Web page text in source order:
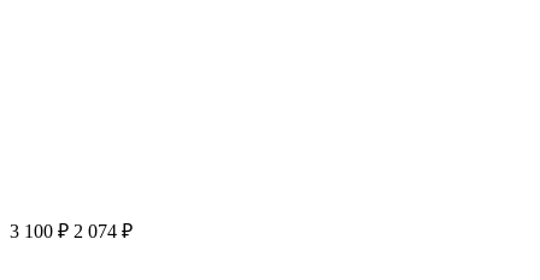
3 100 ₽ 2 074 ₽